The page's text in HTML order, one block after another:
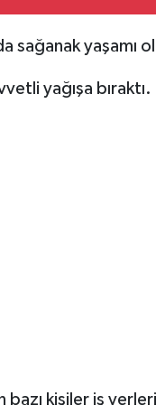
sağanak yaşamı
yağışa bıraktı.
bazı kişiler iş